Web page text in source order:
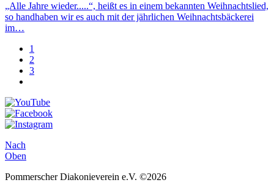
„Alle Jahre wieder.....“, heißt es in einem bekannten Weihnachtslied,
so handhaben wir es auch mit der jährlichen Weihnachtsbäckerei
im…
1
2
3
Nach
Oben
Pommerscher Diakonieverein e.V. ©2026